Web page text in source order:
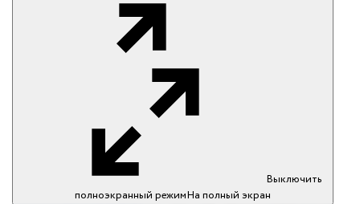
Выключить
полноэкранный режимНа полный экран